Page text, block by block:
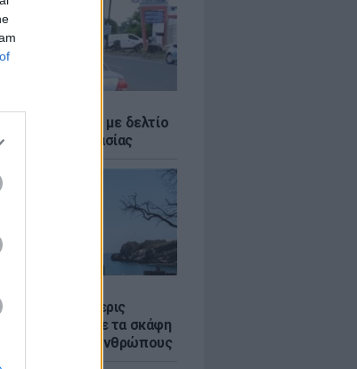
Διανομή νερού με δελτίο
ξηρασίας
Οι τέσσερις
που με τα σκάφη
πάνω από 100 ανθρώπους